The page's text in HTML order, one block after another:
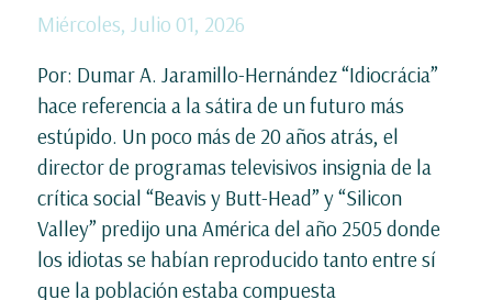
Miércoles, Julio 01, 2026
Por: Dumar A. Jaramillo-Hernández “Idiocrácia”
hace referencia a la sátira de un futuro más
estúpido. Un poco más de 20 años atrás, el
director de programas televisivos insignia de la
crítica social “Beavis y Butt-Head” y “Silicon
Valley” predijo una América del año 2505 donde
los idiotas se habían reproducido tanto entre sí
que la población estaba compuesta